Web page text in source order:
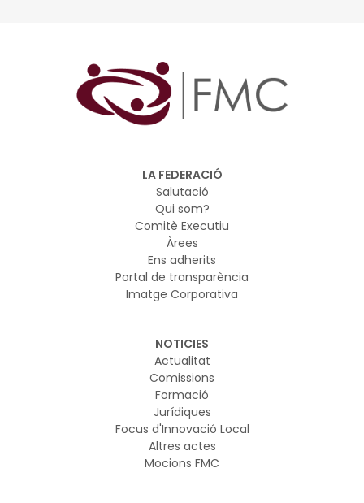
LA FEDERACIÓ
Salutació
Qui som?
Comitè Executiu
Àrees
Ens adherits
Portal de transparència
Imatge Corporativa
NOTICIES
Actualitat
Comissions
Formació
Jurídiques
Focus d'Innovació Local
Altres actes
Mocions FMC